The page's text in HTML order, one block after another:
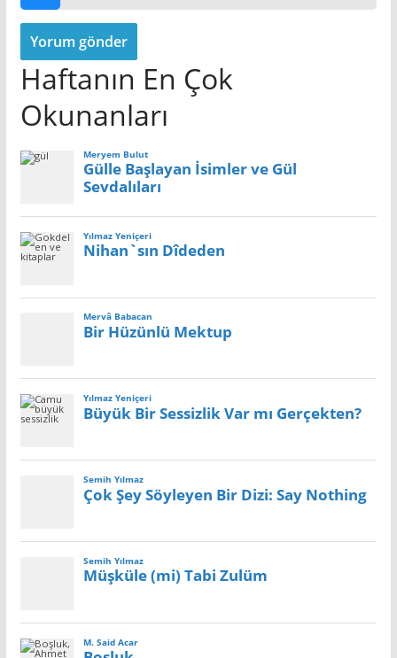
Haftanın En Çok
Okunanları